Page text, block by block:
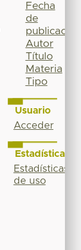
Fecha
de
publicación
Autor
Título
Materia
Tipo
Usuario
Acceder
Estadísticas
Estadísticas
de uso